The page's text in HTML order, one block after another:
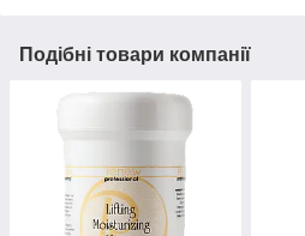
Подібні товари компанії